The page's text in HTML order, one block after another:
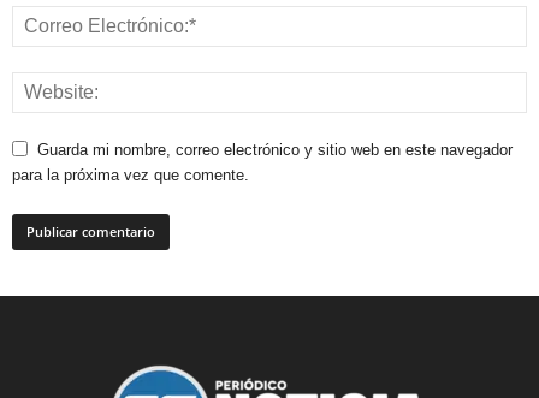
Guarda mi nombre, correo electrónico y sitio web en este navegador
para la próxima vez que comente.